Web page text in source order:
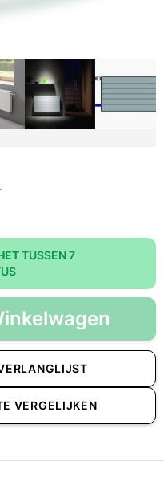
TUSSEN 7
VERGELIJKEN